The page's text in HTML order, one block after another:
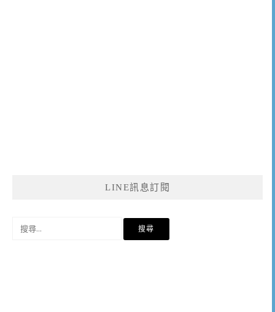
LINE訊息訂閱